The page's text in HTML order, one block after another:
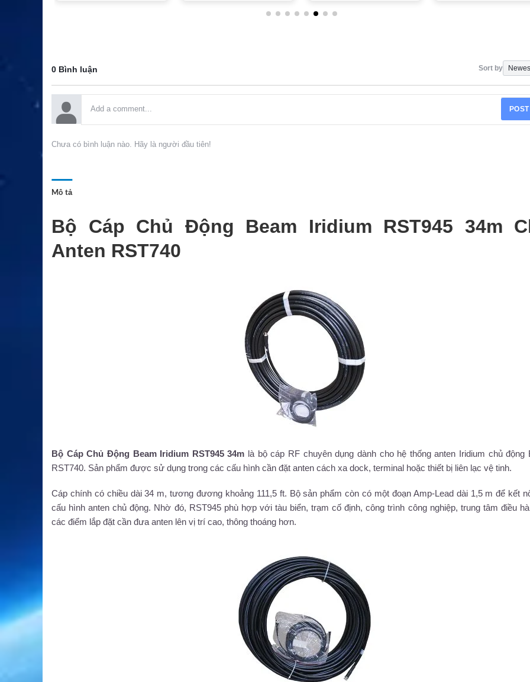
0 Bình luận Sort by
POST
Chưa có bình luận nào. Hãy là người đầu tiên!
Mô tả
Bộ Cáp Chủ Động Beam Iridium RST945 34m
Anten RST740
Bộ Cáp Chủ Động Beam Iridium RST945 34m là bộ cáp RF chuyên dụng dành cho hệ thống anten Iridium chủ động
RST740. Sản phẩm được sử dụng trong các cấu hình cần đặt anten cách xa dock, terminal hoặc thiết bị liên lạc vệ tinh.
Cáp chính có chiều dài 34 m, tương đương khoảng 111,5 ft. Bộ sản phẩm còn có một đoạn Amp-Lead dài 1,5 m để kết
cấu hình anten chủ động. Nhờ đó, RST945 phù hợp với tàu biển, trạm cố định, công trình công nghiệp, trung tâm điều
các điểm lắp đặt cần đưa anten lên vị trí cao, thông thoáng hơn.